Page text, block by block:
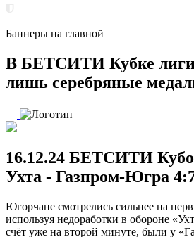
Баннеры на главной
В БЕТСИТИ Кубке лиги
лишь серебряные
16.12.24 БЕТСИТИ
Ухта - Газпром-Югра
Югорчане смотрелись сильнее на
используя недоработки в обороне
счёт уже на второй минуте, были у